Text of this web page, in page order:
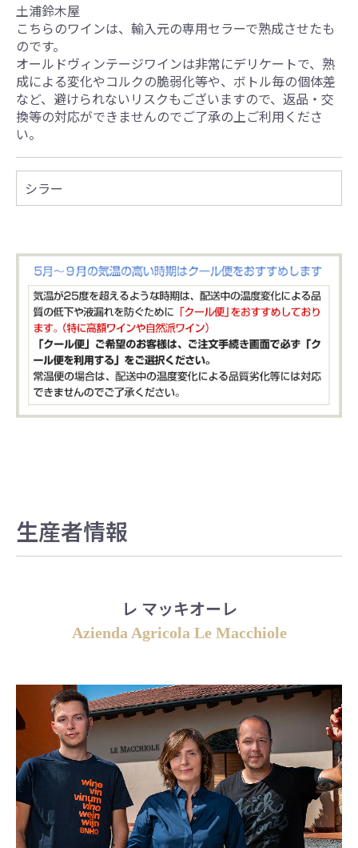
土浦鈴木屋
こちらのワインは、輸入元の専用セラーで熟成させたも
のです。
オールドヴィンテージワインは非常にデリケートで、熟
成による変化やコルクの脆弱化等や、ボトル毎の個体差
など、避けられないリスクもございますので、返品・交
換等の対応ができませんのでご了承の上ご利用くださ
い。
シラー
生産者情報
レ マッキオーレ
Azienda Agricola Le Macchiole